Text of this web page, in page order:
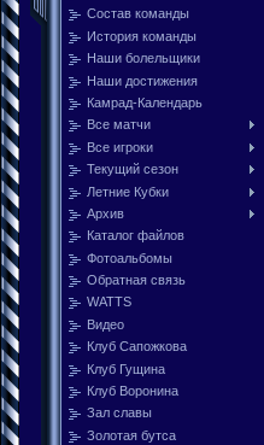
Состав команды
История команды
Наши болельщики
Наши достижения
Камрад-Календарь
Все матчи
Все игроки
Текущий сезон
Летние Кубки
Архив
Каталог файлов
Фотоальбомы
Обратная связь
WATTS
Видео
Клуб Сапожкова
Клуб Гущина
Клуб Воронина
Зал славы
Золотая бутса